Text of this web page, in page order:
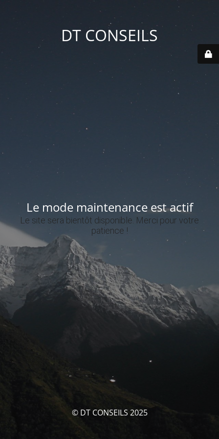
DT CONSEILS
Le mode maintenance est actif
Le site sera bientôt disponible. Merci pour votre
patience !
© DT CONSEILS 2025